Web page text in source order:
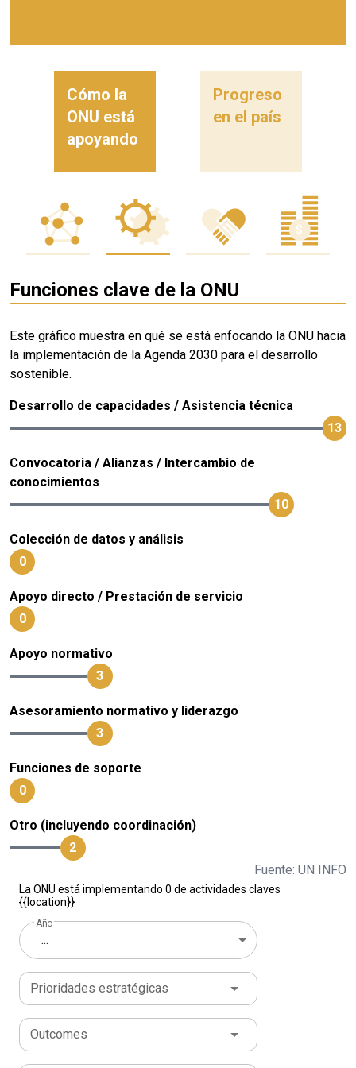
Cómo la
ONU está
apoyando
Progreso
en el país
Funciones clave de la ONU
Este gráfico muestra en qué se está enfocando la ONU hacia
la implementación de la Agenda 2030 para el desarrollo
sostenible.
Desarrollo de capacidades / Asistencia técnica
13
Convocatoria / Alianzas / Intercambio de
conocimientos
10
Colección de datos y análisis
0
Apoyo directo / Prestación de servicio
0
Apoyo normativo
3
Asesoramiento normativo y liderazgo
3
Funciones de soporte
0
Otro (incluyendo coordinación)
2
Fuente: UN INFO
La ONU está implementando 0 de actividades claves
{{location}}
Año
...
Prioridades estratégicas
Outcomes